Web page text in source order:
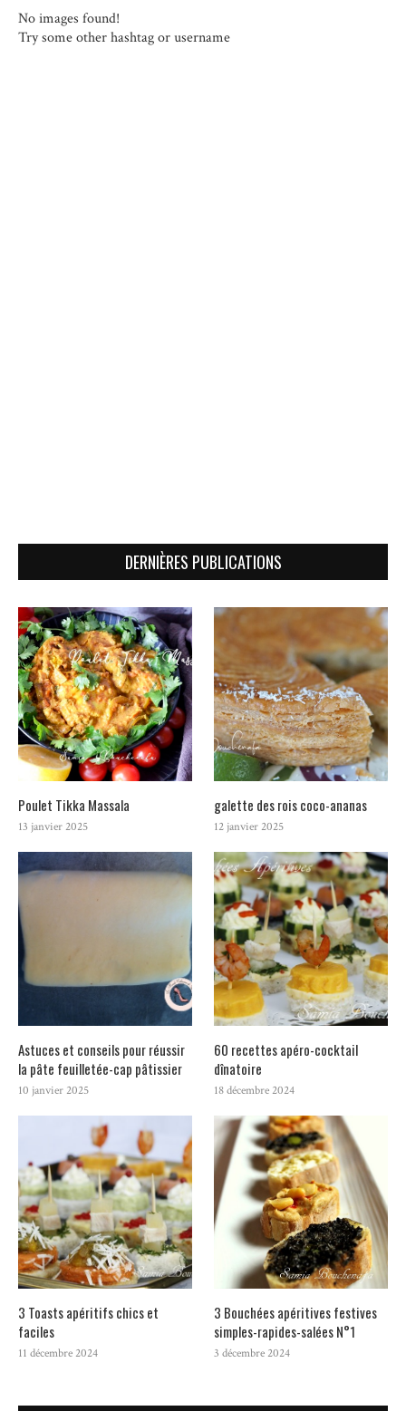
No images found!
Try some other hashtag or username
DERNIÈRES PUBLICATIONS
Poulet Tikka Massala
13 janvier 2025
galette des rois coco-ananas
12 janvier 2025
Astuces et conseils pour réussir
la pâte feuilletée-cap pâtissier
10 janvier 2025
60 recettes apéro-cocktail
dînatoire
18 décembre 2024
3 Toasts apéritifs chics et
faciles
11 décembre 2024
3 Bouchées apéritives festives
simples-rapides-salées N°1
3 décembre 2024